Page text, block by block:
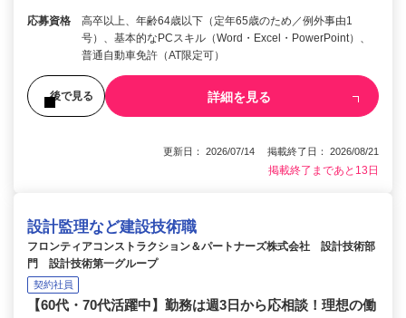
応募資格
高卒以上、年齢64歳以下（定年65歳のため／例外事由1
号）、基本的なPCスキル（Word・Excel・PowerPoint）、
普通自動車免許（AT限定可）
後で見る 詳細を見る
更新日： 2026/07/14 掲載終了日： 2026/08/21
掲載終了まであと13日
設計監理など建設技術職
フロンティアコンストラクション＆パートナーズ株式会社 設計技術部
門 設計技術第一グループ
契約社員
【60代・70代活躍中】勤務は週3日から応相談！理想の働